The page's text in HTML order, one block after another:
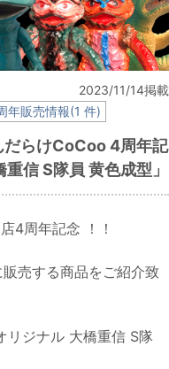
年販売情報(1 件)
2023/11/14掲載
だらけCoCoo 4周年記
信 S隊員 黄色成型」
4周年記念 ！！
売する商品をご紹介致
リジナル 大橋重信 S隊